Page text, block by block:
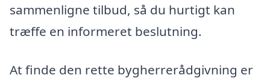
sammenligne tilbud, så du hurtigt kan
træffe en informeret beslutning.
At finde den rette bygherrerådgivning er